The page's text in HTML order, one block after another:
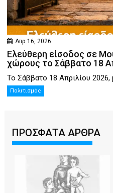
Απρ 16, 2026
Ελεύθερη είσοδος σε
χώρους το Σάββατο 18
Το Σάββατο 18 Απριλίου
Πολιτισμός
ΠΡΟΣΦΑΤΑ ΑΡΘΡΑ